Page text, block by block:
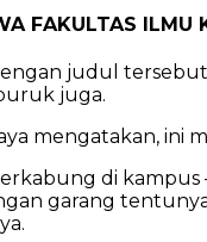
FAKULTAS ILMU
judul
juga.
mengatakan, ini
di
garang